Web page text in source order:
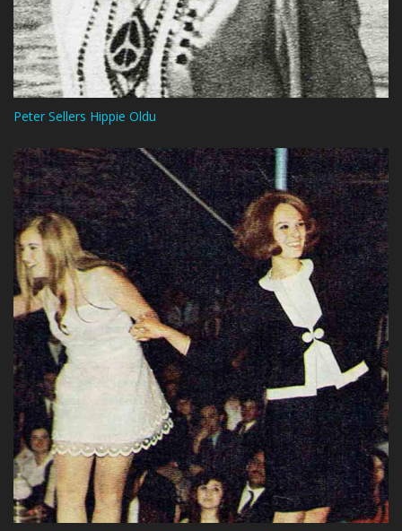
Peter Sellers Hippie Oldu